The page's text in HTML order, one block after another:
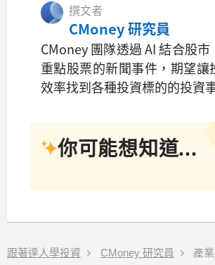
撰文者
CMoney 研究員
CMoney 團隊透過 AI 結合股
重點股票的新聞事件，期望讓
效率找到各種投資標的的投資
你可能想知道...
跟著達人學投資 CMoney 研究員 產